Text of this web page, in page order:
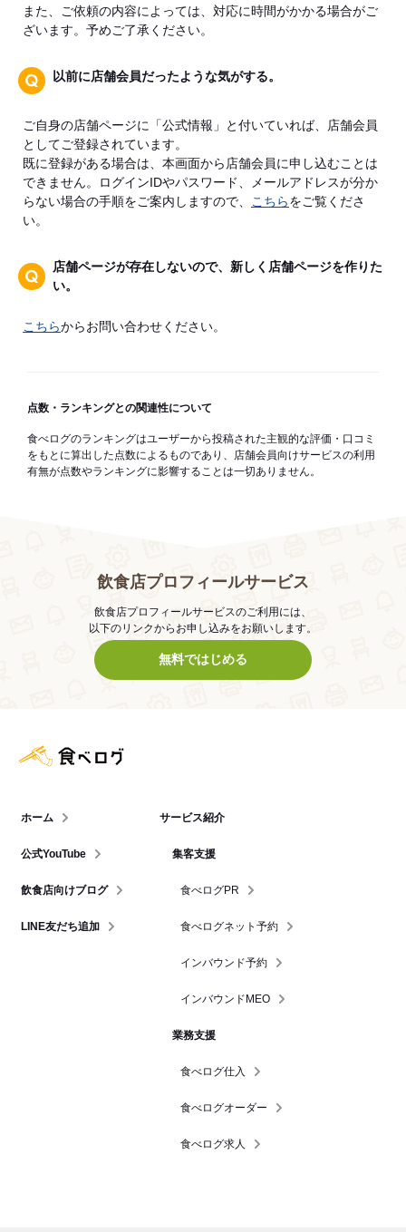
また、ご依頼の内容によっては、対応に時間がかかる場合がご
ざいます。予めご了承ください。
以前に店舗会員だったような気がする。
ご自身の店舗ページに「公式情報」と付いていれば、店舗会員
としてご登録されています。
既に登録がある場合は、本画面から店舗会員に申し込むことは
できません。ログインIDやパスワード、メールアドレスが分か
らない場合の手順をご案内しますので、
こちらをご覧くださ
い。
店舗ページが存在しないので、新しく店舗ページを作りた
い。
こちらからお問い合わせください。
点数・ランキングとの関連性について
食べログのランキングはユーザーから投稿された主観的な評価・口コミ
をもとに算出した点数によるものであり、店舗会員向けサービスの利用
有無が点数やランキングに影響することは一切ありません。
飲食店プロフィールサービス
飲食店プロフィールサービスのご利用には、
以下のリンクからお申し込みをお願いします。
無料ではじめる
ホーム
公式YouTube
飲食店向けブログ
LINE友だち追加
サービス紹介
集客支援
食べログPR
食べログネット予約
インバウンド予約
インバウンドMEO
業務支援
食べログ仕入
食べログオーダー
食べログ求人